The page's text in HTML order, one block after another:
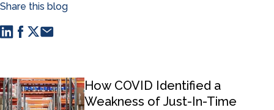
Share this blog
How COVID Identified a
Weakness of Just-In-Time